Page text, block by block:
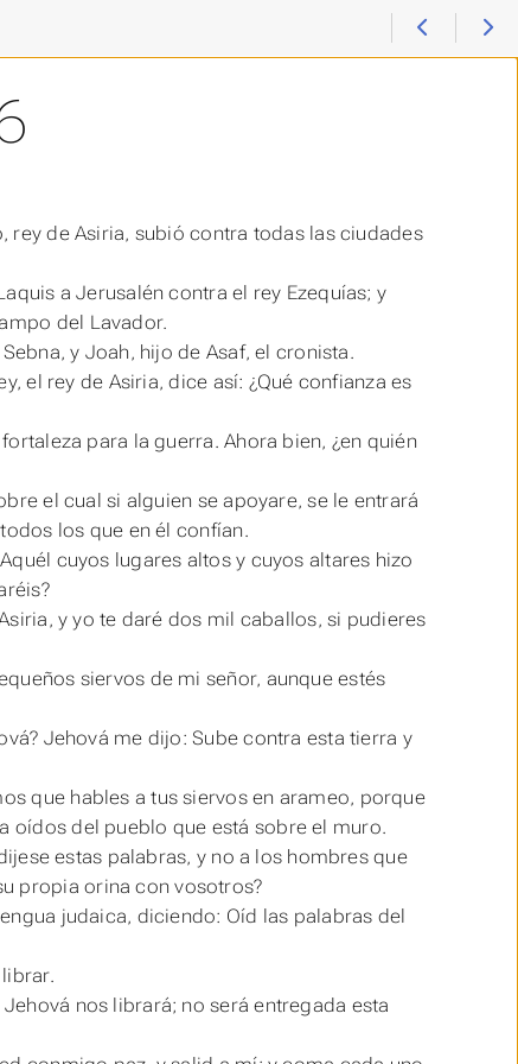
rey de Asiria, subió contra todas las ciudades
a Jerusalén contra el rey Ezequías; y
del Lavador.
y Joah, hijo de Asaf, el cronista.
el rey de Asiria, dice así: ¿Qué confianza es
para la guerra. Ahora bien, ¿en quién
el cual si alguien se apoyare, se le entrará
los que en él confían.
cuyos lugares altos y cuyos altares hizo
y yo te daré dos mil caballos, si pudieres
siervos de mi señor, aunque estés
Jehová me dijo: Sube contra esta tierra y
que hables a tus siervos en arameo, porque
oídos del pueblo que está sobre el muro.
estas palabras, y no a los hombres que
propia orina con vosotros?
judaica, diciendo: Oíd las palabras del
nos librará; no será entregada esta